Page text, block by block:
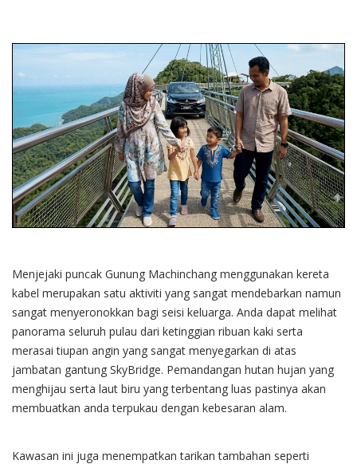
Menjejaki puncak Gunung Machinchang menggunakan kereta
kabel merupakan satu aktiviti yang sangat mendebarkan namun
sangat menyeronokkan bagi seisi keluarga. Anda dapat melihat
panorama seluruh pulau dari ketinggian ribuan kaki serta
merasai tiupan angin yang sangat menyegarkan di atas
jambatan gantung SkyBridge. Pemandangan hutan hujan yang
menghijau serta laut biru yang terbentang luas pastinya akan
membuatkan anda terpukau dengan kebesaran alam.
Kawasan ini juga menempatkan tarikan tambahan seperti